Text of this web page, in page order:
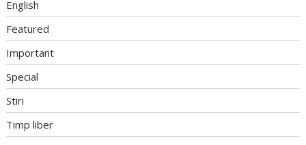
English
Featured
Important
Special
Stiri
Timp liber